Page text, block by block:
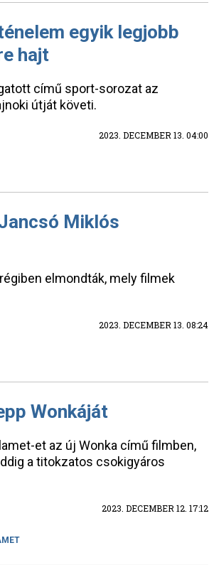
egyik legjobb
hajt
című sport-sorozat az
útját követi.
2023. DECEMBER 13. 04:00
Miklós
elmondták, mely filmek
2023. DECEMBER 13. 08:24
Wonkáját
et az új Wonka című filmben,
a titokzatos csokigyáros
2023. DECEMBER 12. 17:12